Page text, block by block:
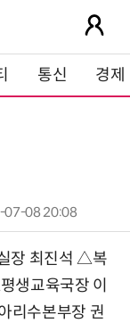
통신 경제
07-08 20:08
장 최진석△복
평생교육국장 이
리수본부장 권